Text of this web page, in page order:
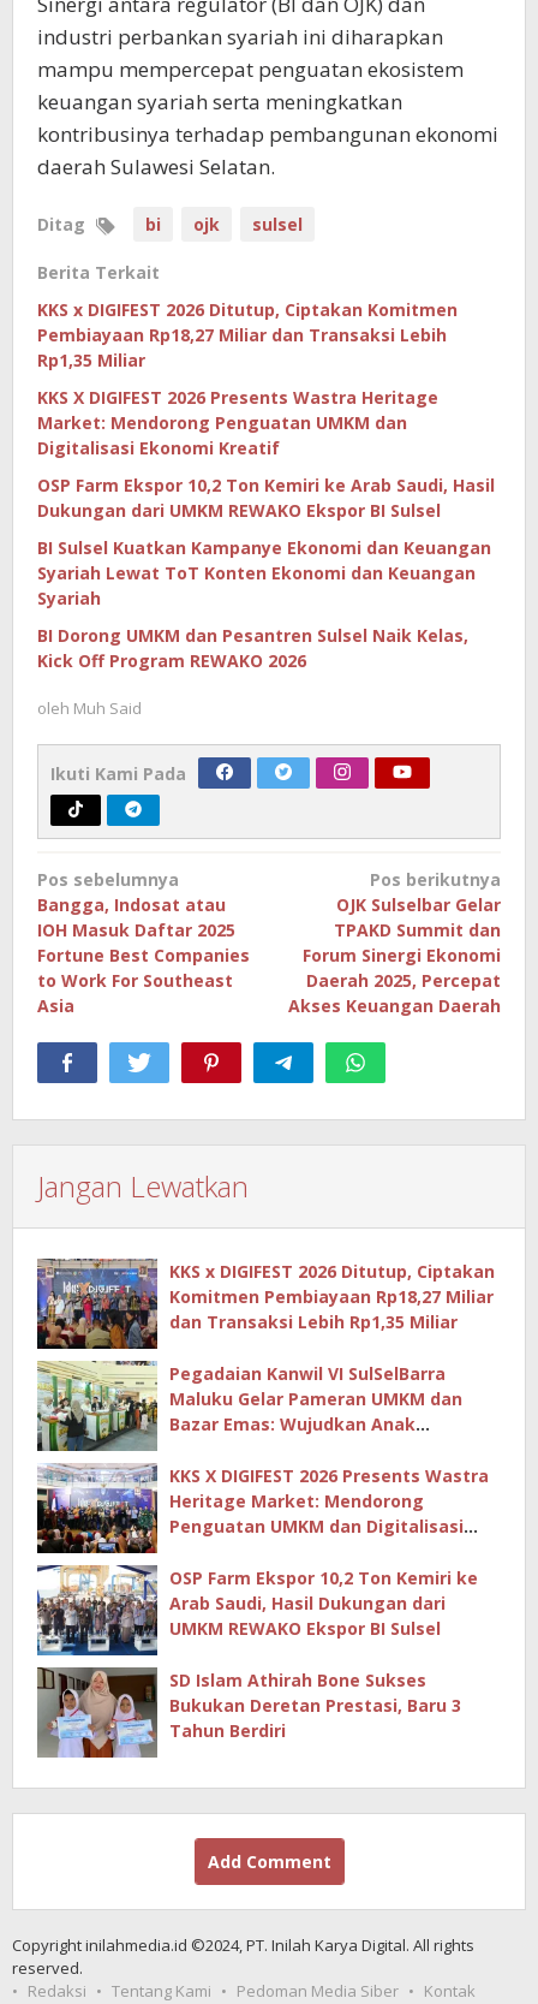
industri perbankan syariah ini diharapkan
mampu mempercepat penguatan ekosistem
keuangan syariah serta meningkatkan
kontribusinya terhadap pembangunan ekonomi
daerah Sulawesi Selatan.
Ditag bi ojk sulsel
Berita Terkait
KKS x DIGIFEST 2026 Ditutup, Ciptakan Komitmen
Pembiayaan Rp18,27 Miliar dan Transaksi Lebih
Rp1,35 Miliar
KKS X DIGIFEST 2026 Presents Wastra Heritage
Market: Mendorong Penguatan UMKM dan
Digitalisasi Ekonomi Kreatif
OSP Farm Ekspor 10,2 Ton Kemiri ke Arab Saudi, Hasil
Dukungan dari UMKM REWAKO Ekspor BI Sulsel
BI Sulsel Kuatkan Kampanye Ekonomi dan Keuangan
Syariah Lewat ToT Konten Ekonomi dan Keuangan
Syariah
BI Dorong UMKM dan Pesantren Sulsel Naik Kelas,
Kick Off Program REWAKO 2026
oleh Muh Said
Ikuti Kami Pada
Navigasi
pos
Pos sebelumnya
Bangga, Indosat atau
IOH Masuk Daftar 2025
Fortune Best Companies
to Work For Southeast
Asia
Pos berikutnya
OJK Sulselbar Gelar
TPAKD Summit dan
Forum Sinergi Ekonomi
Daerah 2025, Percepat
Akses Keuangan Daerah
Jangan Lewatkan
KKS x DIGIFEST 2026 Ditutup, Ciptakan
Komitmen Pembiayaan Rp18,27 Miliar
dan Transaksi Lebih Rp1,35 Miliar
Pegadaian Kanwil VI SulSelBarra
Maluku Gelar Pameran UMKM dan
Bazar Emas: Wujudkan Anak
KKS X DIGIFEST 2026 Presents Wastra
Heritage Market: Mendorong
Penguatan UMKM dan Digitalisasi
OSP Farm Ekspor 10,2 Ton Kemiri ke
Arab Saudi, Hasil Dukungan dari
UMKM REWAKO Ekspor BI Sulsel
SD Islam Athirah Bone Sukses
Bukukan Deretan Prestasi, Baru 3
Tahun Berdiri
Add Comment
Copyright inilahmedia.id ©2024, PT. Inilah Karya Digital. All rights
reserved.
Redaksi
Tentang Kami Pedoman Media Siber Kontak